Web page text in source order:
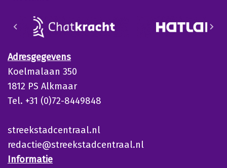
Adresgegevens
Koelmalaan 350
1812 PS Alkmaar
Tel. +31 (0)72-8449848
streekstadcentraal.nl
redactie@streekstadcentraal.nl
Informatie